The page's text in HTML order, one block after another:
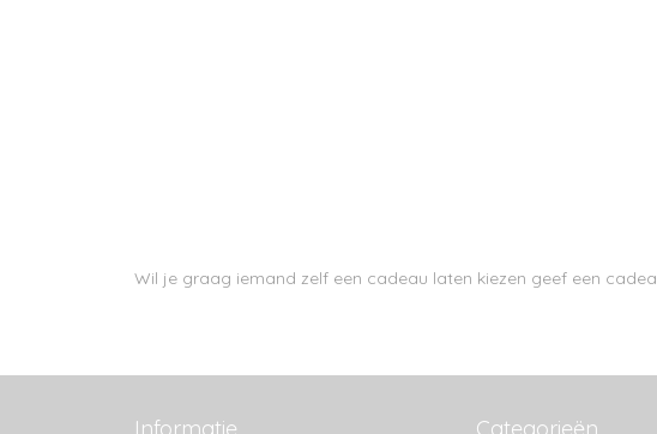
Wil je graag iemand zelf een cadeau laten kiezen geef een